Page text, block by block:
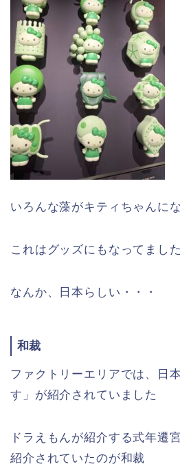
いろんな藻がキティちゃんに
これはグッズにもなってました
なんか、日本らしい・・・
和裁
ファクトリーエリアでは、日
す」が紹介されていました
ドラえもんが紹介する式年遷
紹介されていたのが和裁